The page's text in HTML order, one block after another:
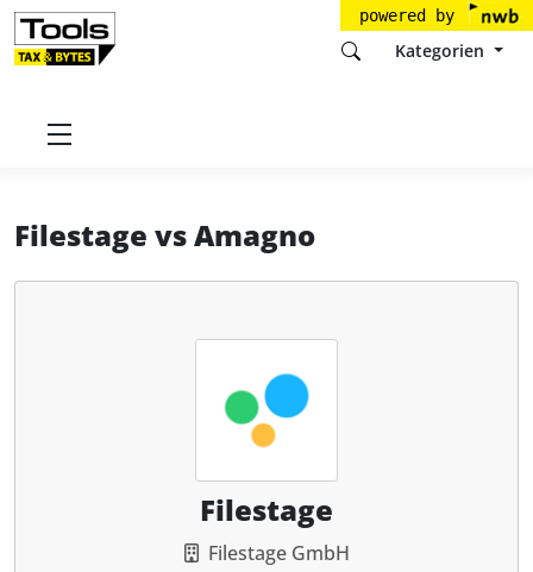
powered by
Kategorien
Startseite
Filestage vsAmagno
Filestage
Filestage GmbH